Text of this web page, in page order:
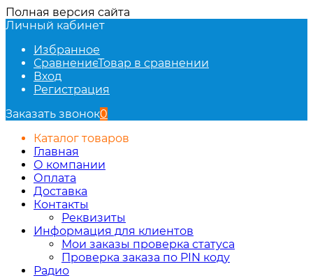
Полная версия сайта
Личный кабинет
Избранное
СравнениеТовар в сравнении
Вход
Регистрация
Заказать звонок0
Каталог товаров
Главная
О компании
Оплата
Доставка
Контакты
Реквизиты
Информация для клиентов
Мои заказы проверка статуса
Проверка заказа по PIN коду
Радио